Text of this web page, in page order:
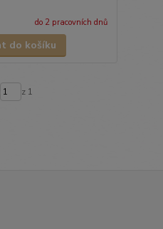
do 2 pracovních dnů
do košíku
z 1